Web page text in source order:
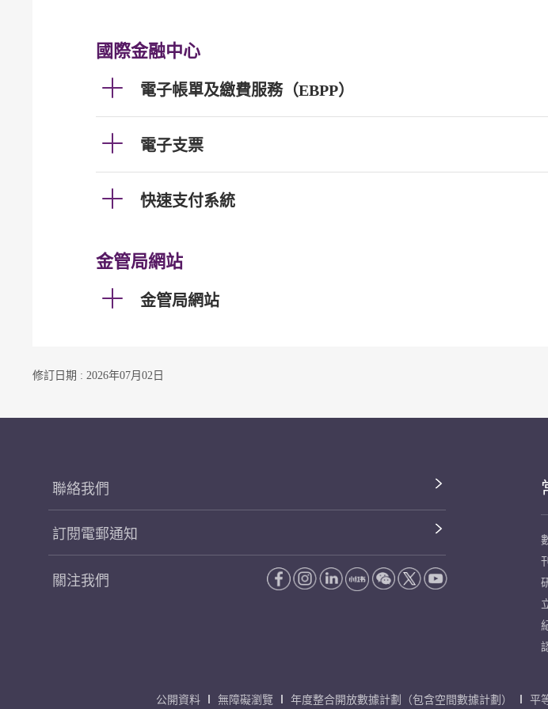
國際金融中心
電子帳單及繳費服務（EBPP）
電子支票
快速支付系統
金管局網站
金管局網站
修訂日期 : 2026年07月02日
聯絡我們
訂閱電郵通知
關注我們
公開資料 無障礙瀏覽 年度整合開放數據計劃（包含空間數據計劃） 平